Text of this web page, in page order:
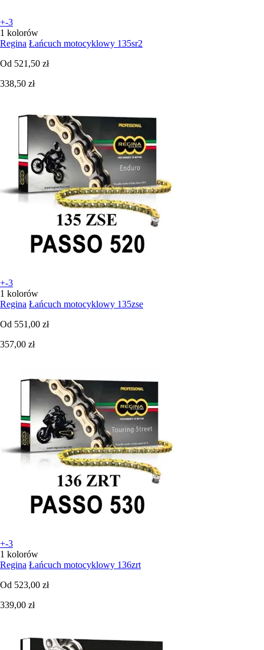
+-3
1 kolorów
Regina Łańcuch motocyklowy 135sr2
Od 521,50 zł
338,50 zł
+-3
1 kolorów
Regina Łańcuch motocyklowy 135zse
Od 551,00 zł
357,00 zł
+-3
1 kolorów
Regina Łańcuch motocyklowy 136zrt
Od 523,00 zł
339,00 zł